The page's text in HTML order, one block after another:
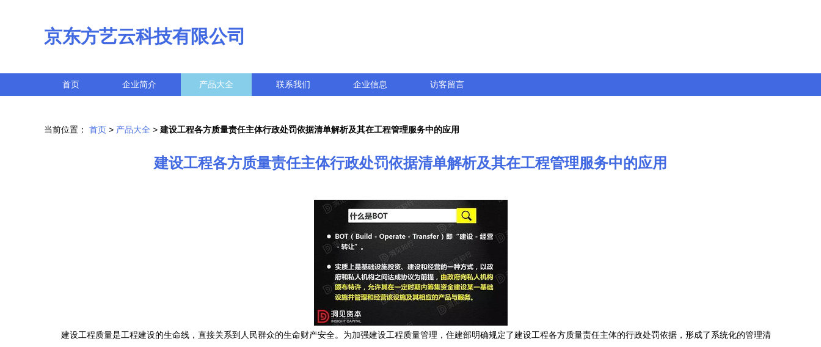
京东方艺云科技有限公司
首页 企业简介 产品大全 联系我们 企业信息 访客留言
当前位置： 首页 > 产品大全 > 建设工程各方质量责任主体行政处罚依据清单解析及其在工程管理服务中的应用
建设工程各方质量责任主体行政处罚依据清单解析及其在工程管理服务中的应用
建设工程质量是工程建设的生命线，直接关系到人民群众的生命财产安全。为加强建设工程质量管理，住建部明确规定了建设工程各方质量责任主体的行政处罚依据，形成了系统化的管理清